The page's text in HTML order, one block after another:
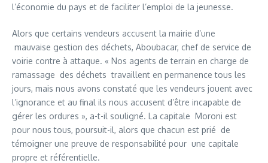
l’économie du pays et de faciliter l’emploi de la jeunesse.
Alors que certains vendeurs accusent la mairie d’une
mauvaise gestion des déchets, Aboubacar, chef de service de
voirie contre à attaque. « Nos agents de terrain en charge de
ramassage des déchets travaillent en permanence tous les
jours, mais nous avons constaté que les vendeurs jouent avec
l’ignorance et au final ils nous accusent d’être incapable de
gérer les ordures », a-t-il souligné. La capitale Moroni est
pour nous tous, poursuit-il, alors que chacun est prié de
témoigner une preuve de responsabilité pour une capitale
propre et référentielle.